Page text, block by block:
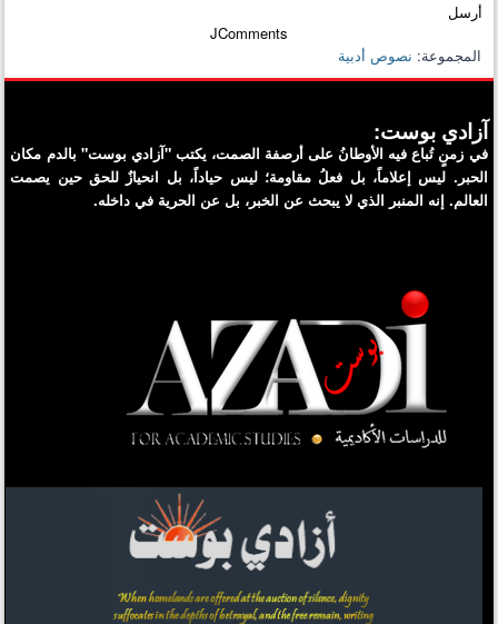
أرسل
JComments
المجموعة: نصوص أدبية
آزادي بوست:
في زمنٍ تُباع فيه الأوطانُ على أرصفة الصمت، يكتب "آزادي بوست" بالدم مكان
الحبر. ليس إعلاماً، بل فعلُ مقاومة؛ ليس حياداً، بل انحيازٌ للحق حين يصمت
العالم. إنه المنبر الذي لا يبحث عن الخبر، بل عن الحرية في داخله.